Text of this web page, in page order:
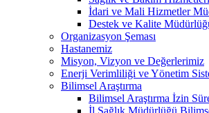
İdari ve Mali Hizmetler
Destek ve Kalite
Organizasyon Şeması
Hastanemiz
Misyon, Vizyon ve Değerlerimiz
Enerji Verimliliği ve Yönetim
Bilimsel Araştırma
Bilimsel Araştırma İzin
İl Sağlık Müdürlüğü